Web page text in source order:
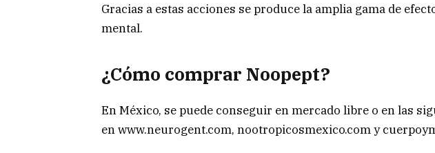
Gracias a estas acciones se produce la amplia gama de
mental.
¿Cómo comprar Noopept?
En México, se puede conseguir en mercado libre o en las
en www.neurogent.com, nootropicosmexico.com y